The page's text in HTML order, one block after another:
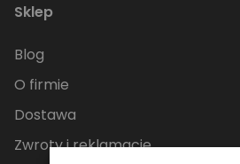
Sklep
Blog
O firmie
Dostawa
Zwroty i reklamacje